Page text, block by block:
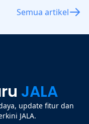
Semua artikel
JALA
update fitur dan
JALA.